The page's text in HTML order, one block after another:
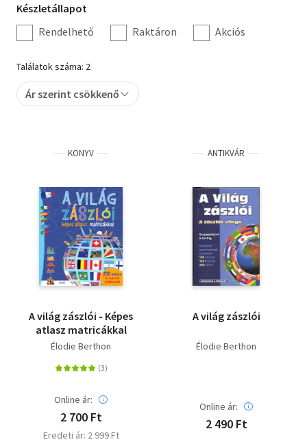
Hobbi, szabadidő
Irodalom
Művészet
Szakkönyv
Tankönyv, segédkönyv
Társadalomtudomány
Természettudomány
Történelem
Vallás
Készletállapot
szűrés
Készletállapot
Rendelhető
Raktáron Akciós
Találatok száma: 2
Ár szerint csökkenő
KÖNYV
A világ zászlói - Képes
atlasz matricákkal
Élodie Berthon
Online ár:
2 700 Ft
Eredeti ár: 2 999 Ft
ANTIKVÁR
A világ zászlói
Élodie Berthon
Online ár:
2 490 Ft